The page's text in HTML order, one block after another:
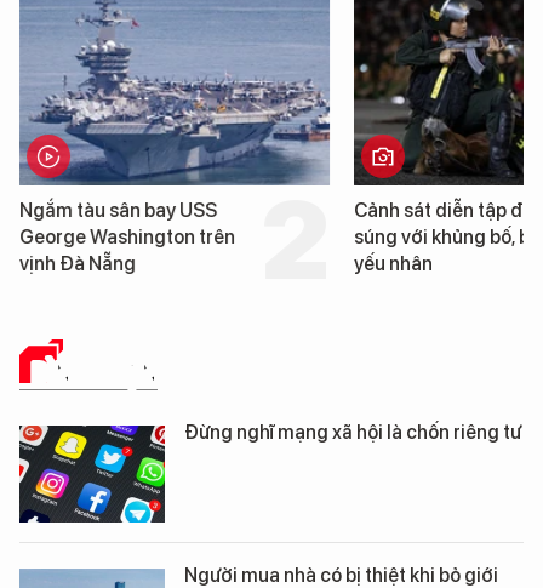
bay USS
trên
Cảnh sát diễn tập đấu
súng với khủng bố, bảo vệ
BÌNH LUẬN
Đừng nghĩ mạng xã hội là chốn riêng tư
Người mua nhà có bị thiệt khi bỏ giới